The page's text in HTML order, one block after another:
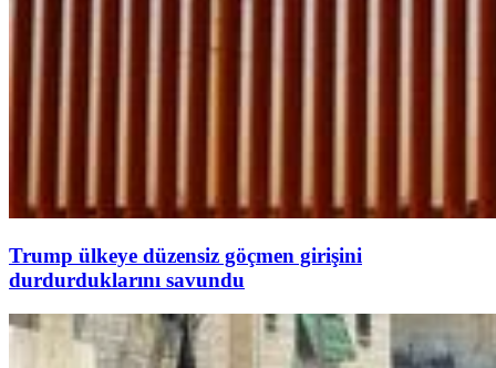
Trump ülkeye düzensiz göçmen girişini
durdurduklarını savundu